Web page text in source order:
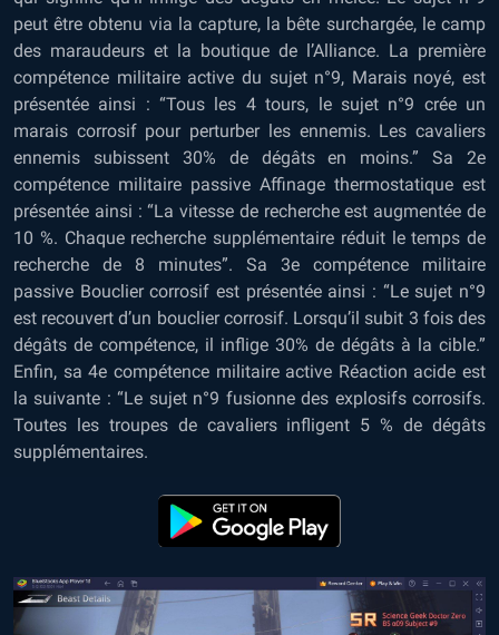
peut être obtenu via la capture, la bête surchargée, le camp
des maraudeurs et la boutique de l’Alliance. La première
compétence militaire active du sujet n°9, Marais noyé, est
présentée ainsi : “Tous les 4 tours, le sujet n°9 crée un
marais corrosif pour perturber les ennemis. Les cavaliers
ennemis subissent 30% de dégâts en moins.” Sa 2e
compétence militaire passive Affinage thermostatique est
présentée ainsi : “La vitesse de recherche est augmentée de
10 %. Chaque recherche supplémentaire réduit le temps de
recherche de 8 minutes”. Sa 3e compétence militaire
passive Bouclier corrosif est présentée ainsi : “Le sujet n°9
est recouvert d’un bouclier corrosif. Lorsqu’il subit 3 fois des
dégâts de compétence, il inflige 30% de dégâts à la cible.”
Enfin, sa 4e compétence militaire active Réaction acide est
la suivante : “Le sujet n°9 fusionne des explosifs corrosifs.
Toutes les troupes de cavaliers infligent 5 % de dégâts
supplémentaires.